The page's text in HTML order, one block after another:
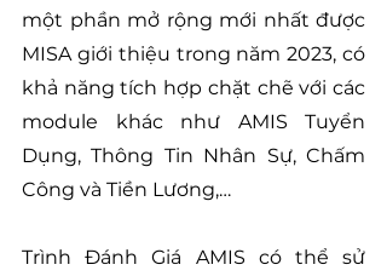
một phần mở rộng mới nhất được
MISA giới thiệu trong năm 2023, có
khả năng tích hợp chặt chẽ với các
module khác như AMIS Tuyển
Dụng, Thông Tin Nhân Sự, Chấm
Công và Tiền Lương,…
Trình Đánh Giá AMIS có thể sử